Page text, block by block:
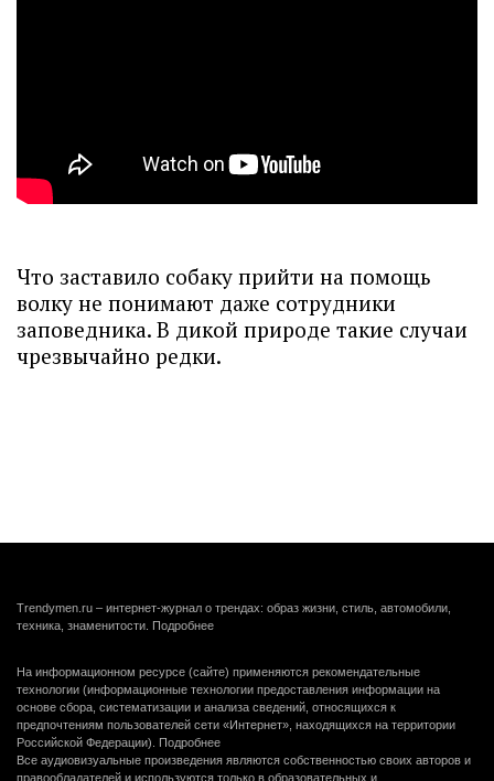
Что заставило собаку прийти на помощь
волку не понимают даже сотрудники
заповедника. В дикой природе такие случаи
чрезвычайно редки.
Trendymen.ru – интернет-журнал о трендах: образ жизни, стиль, автомобили,
техника, знаменитости. Подробнее
На информационном ресурсе (сайте) применяются рекомендательные
технологии (информационные технологии предоставления информации на
основе сбора, систематизации и анализа сведений, относящихся к
предпочтениям пользователей сети «Интернет», находящихся на территории
Российской Федерации). Подробнее
Все аудиовизуальные произведения являются собственностью своих авторов и
правообладателей и используются только в образовательных и